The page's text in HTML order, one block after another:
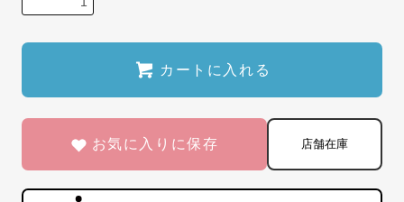
カートに入れる
お気に入りに保存 店舗在庫